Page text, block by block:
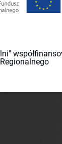
Regionalnego